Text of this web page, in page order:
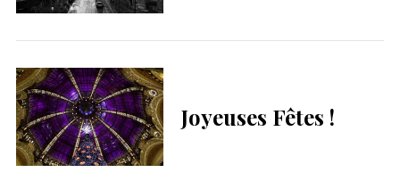
Joyeuses Fêtes !